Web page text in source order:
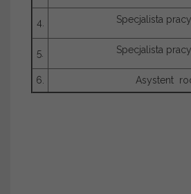
4. Specjalista
5. Specjalista
6. Asystent